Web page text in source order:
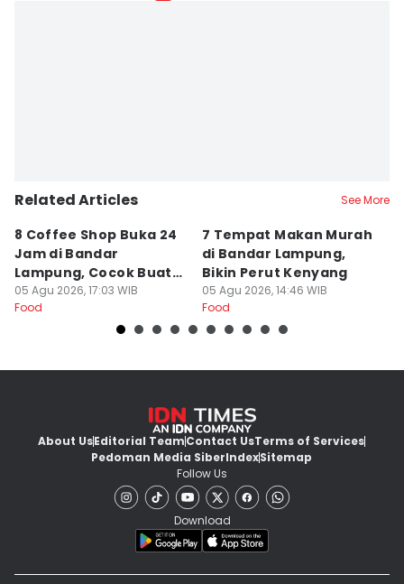
Related Articles See More
8 Coffee Shop Buka 24
Jam di Bandar
Lampung, Cocok Buat
Begadang
05 Agu 2026, 17:03 WIB
Food
7 Tempat Makan Murah
di Bandar Lampung,
Bikin Perut Kenyang
05 Agu 2026, 14:46 WIB
Food
About UsEditorial TeamContact UsTerms of Services
Pedoman Media SiberIndexSitemap
Follow Us
Download